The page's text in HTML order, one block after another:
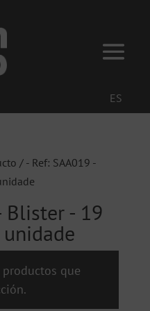
ES
/ - Ref: SAA019 -
Blister - 19
que